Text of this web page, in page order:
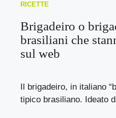
RICETTE
Brigadeiro o
brasiliani che
sul web
Il brigadeiro, in italiano
tipico brasiliano. Ideato